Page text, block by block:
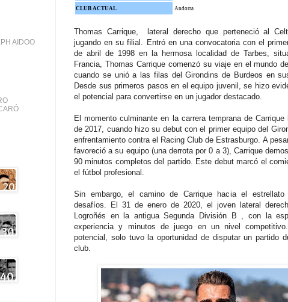
CLUB ACTUAL Andorra
Thomas Carrique, lateral derecho que perteneció al
jugando en su filial. Entró en una convocatoria con el
de abril de 1998 en la hermosa localidad de Tarbes,
Francia, Thomas Carrique comenzó su viaje en el mundo
cuando se unió a las filas del Girondins de Burdeos en
Desde sus primeros pasos en el equipo juvenil, se hizo
el potencial para convertirse en un jugador destacado.
El momento culminante en la carrera temprana de
de 2017, cuando hizo su debut con el primer equipo del
enfrentamiento contra el Racing Club de Estrasburgo. A
favoreció a su equipo (una derrota por 0 a 3), Carrique
90 minutos completos del partido. Este debut marcó el
el fútbol profesional.
Sin embargo, el camino de Carrique hacia el
desafíos. El 31 de enero de 2020, el joven lateral
Logroñés en la antigua Segunda División B , con la
experiencia y minutos de juego en un nivel
potencial, solo tuvo la oportunidad de disputar un partido
club.
AIDOO